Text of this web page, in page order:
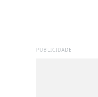
PUBLICIDADE